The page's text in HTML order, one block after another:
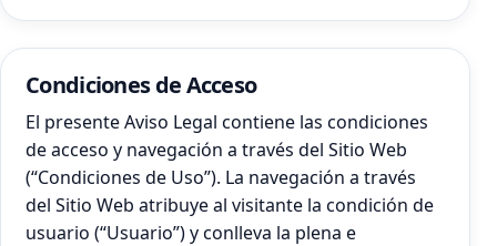
Condiciones de Acceso
El presente Aviso Legal contiene las condiciones
de acceso y navegación a través del Sitio Web
(“Condiciones de Uso”). La navegación a través
del Sitio Web atribuye al visitante la condición de
usuario (“Usuario”) y conlleva la plena e